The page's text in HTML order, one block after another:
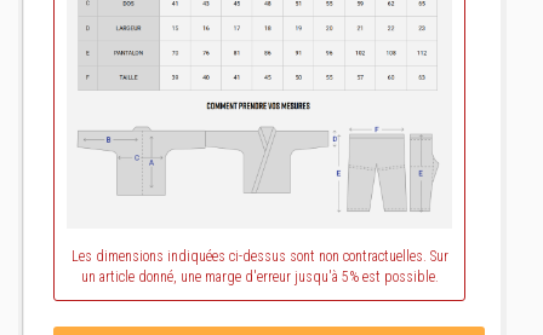
Les dimensions indiquées ci-dessus sont non contractuelles. Sur
un article donné, une marge d'erreur jusqu'à 5% est possible.